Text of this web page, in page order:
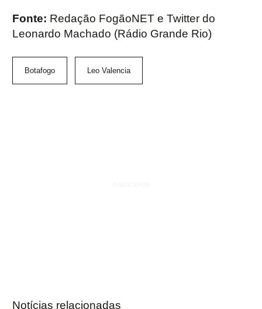
Fonte: Redação FogãoNET e Twitter do
Leonardo Machado (Rádio Grande Rio)
Botafogo Leo Valencia
Notícias relacionadas